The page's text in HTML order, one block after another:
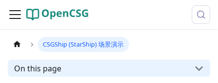
CSGShip (StarShip) 场景演示
On this page